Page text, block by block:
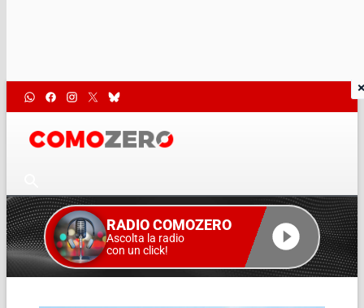
RADIO COMOZERO
Ascolta la radio
con un click!